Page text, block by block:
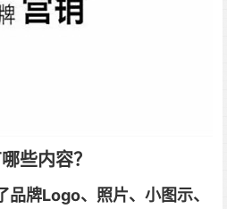
些内容？
品牌Logo、照片、小图示、